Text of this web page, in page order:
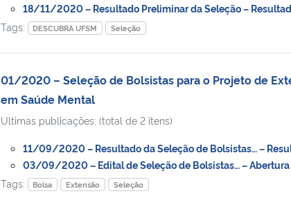
18/11/2020 – Resultado Preliminar da Seleção –
Tags:
DESCUBRA UFSM Seleção
01/2020 – Seleção de Bolsistas para o Projeto de
em Saúde Mental
Ultimas publicações: (total de 2 itens)
11/09/2020 – Resultado da Seleção de Bolsistas… –
03/09/2020 – Edital de Seleção de Bolsistas… – Abertura
Tags:
Bolsa Extensão Seleção